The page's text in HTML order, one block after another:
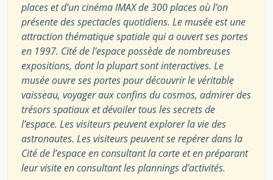
places et d’un cinéma IMAX de 300 places où l’on
présente des spectacles quotidiens. Le musée est une
attraction thématique spatiale qui a ouvert ses portes
en 1997. Cité de l’espace possède de nombreuses
expositions, dont la plupart sont interactives. Le
musée ouvre ses portes pour découvrir le véritable
vaisseau, voyager aux confins du cosmos, admirer des
trésors spatiaux et dévoiler tous les secrets de
l’espace. Les visiteurs peuvent explorer la vie des
astronautes. Les visiteurs peuvent se repérer dans la
Cité de l’espace en consultant la carte et en préparant
leur visite en consultant les plannings d’activités.